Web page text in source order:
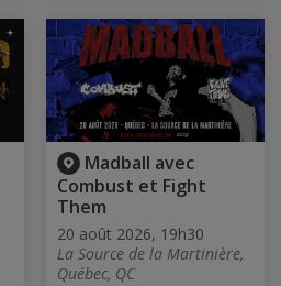
Madball avec
Combust et Fight
Them
20 août 2026, 19h30
La Source de la Martinière,
Québec, QC